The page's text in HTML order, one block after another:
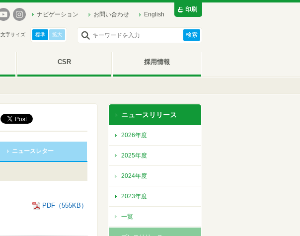
印刷
English
お問い合わせ
ナビゲーション
文字サイズ 標準 拡大
CSR 採用情報
ニュースリリース
2026年度
2025年度
2024年度
2023年度
一覧
ニュースレター
PDF（555KB）